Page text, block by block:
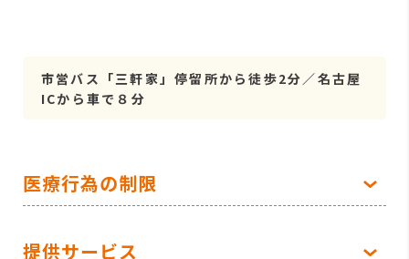
市営バス「三軒家」停留所から徒歩2分／名古屋
ICから車で８分
医療行為の制限
提供サービス